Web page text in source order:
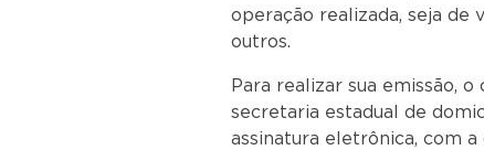
operação realizada, seja de
outros.
Para realizar sua emissão,
secretaria estadual de
assinatura eletrônica, com